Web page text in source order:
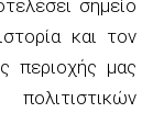
σημείο
και τον
περιοχής μας